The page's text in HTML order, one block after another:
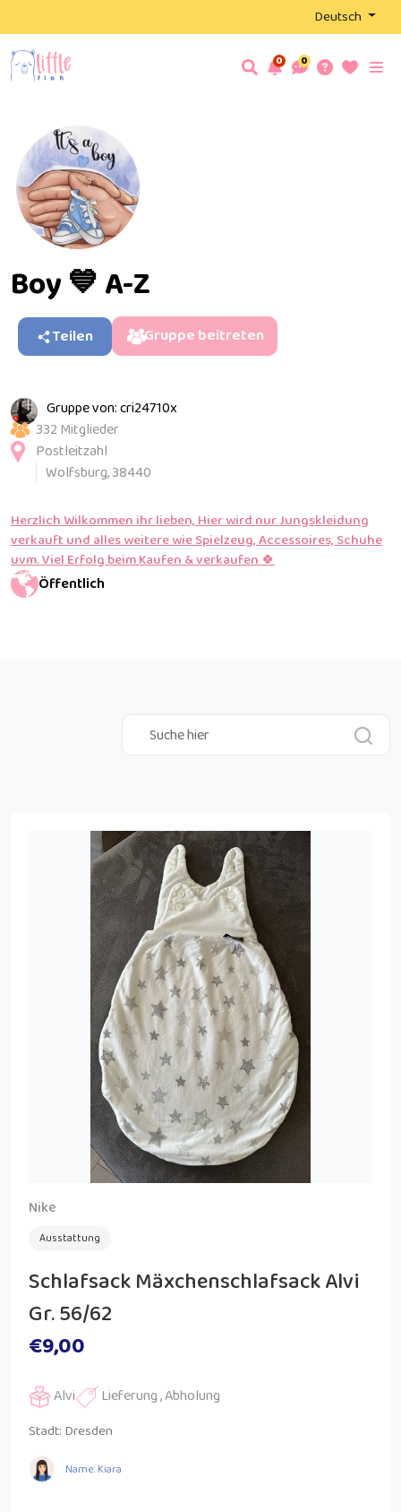
Deutsch
0 0
Boy 💙 A-Z
Teilen Gruppe beitreten
Gruppe von: cri24710x
332 Mitglieder
Postleitzahl
Wolfsburg, 38440
Herzlich Wilkommen ihr lieben, Hier wird nur Jungskleidung
verkauft und alles weitere wie Spielzeug, Accessoires, Schuhe
uvm. Viel Erfolg beim Kaufen & verkaufen 🍀
Öffentlich
Nike
Ausstattung
Schlafsack Mäxchenschlafsack Alvi
Gr. 56/62
€9,00
Alvi Lieferung , Abholung
Stadt: Dresden
Name: Kiara